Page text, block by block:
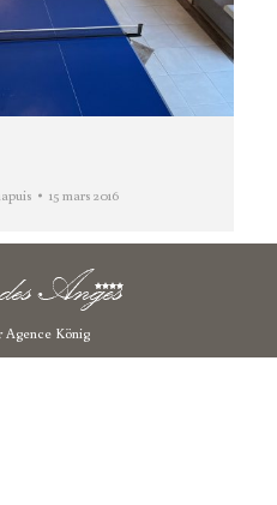
15 mars 2016
Agence König